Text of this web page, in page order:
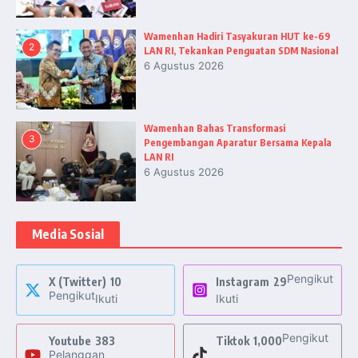
2
Wamenhan Hadiri Tasyakuran HUT ke-69
LAN RI, Tekankan Penguatan SDM Nasional
6 Agustus 2026
3
Wamenhan Bahas Transformasi
Pengembangan Aparatur Bersama Kepala
LAN RI
6 Agustus 2026
Media Sosial
X (Twitter) 10
PengikutIkuti
Instagram 29Pengikut
Ikuti
Youtube 383
Pelanggan
Tiktok 1,000Pengikut